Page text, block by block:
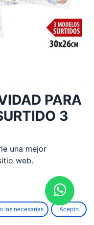
PARA
3
una mejor
web.
las necesarias Acepto